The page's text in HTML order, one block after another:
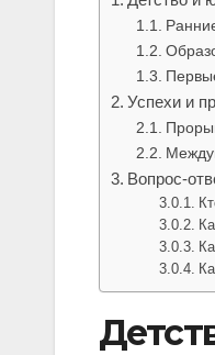
Успехи и
Вопрос-